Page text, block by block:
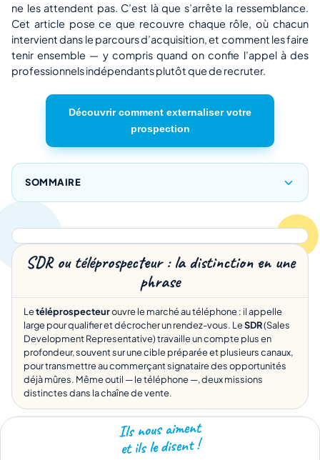
ne les attendent pas. C’est là que s’arrête la ressemblance.
Cet article pose ce que recouvre chaque rôle, où chacun
intervient dans le parcours d’acquisition, et comment les faire
tenir ensemble — y compris quand on confie l’appel à des
professionnels indépendants plutôt que de recruter.
Découvrir comment externaliser votre
prospection
SOMMAIRE
SDR ou téléprospecteur : la distinction en une
phrase
Letéléprospecteurouvre le marché au téléphone : il appelle
large pour qualifier et décrocher un rendez-vous. LeSDR(Sales
Development Representative) travaille un compte plus en
profondeur, souvent sur une cible préparée et plusieurs canaux,
pour transmettre au commerçant signataire des opportunités
déjà mûres. Même outil — le téléphone —, deux missions
distinctes dans la chaîne de vente.
Ils nous aiment
et ils le disent !